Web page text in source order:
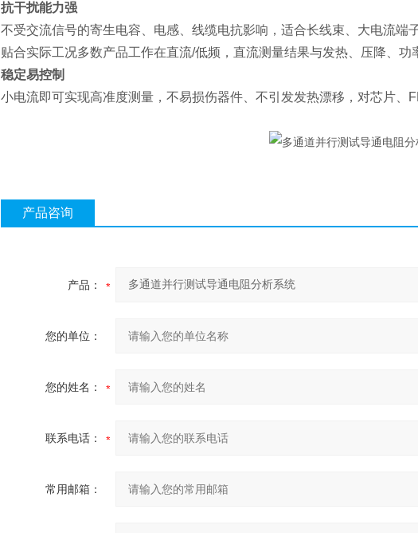
抗干扰能力强
不受交流信号的寄生电容、电感、线缆电抗影响，适合长线束、大电流端
贴合实际工况多数产品工作在直流/低频，直流测量结果与发热、压降、
稳定易控制
小电流即可实现高准度测量，不易损伤器件、不引发发热漂移，对芯片、
产品咨询
产品：
您的单位：
您的姓名：
联系电话：
常用邮箱：